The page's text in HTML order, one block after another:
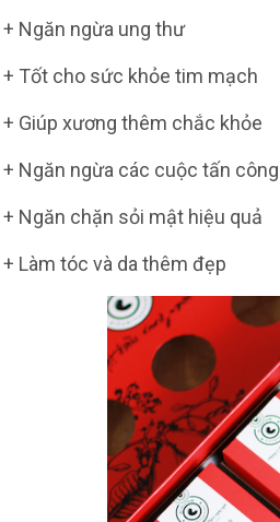
+ Ngăn ngừa ung thư
+ Tốt cho sức khỏe tim mạch
+ Giúp xương thêm chắc khỏe
+ Ngăn ngừa các cuộc tấn
+ Ngăn chặn sỏi mật hiệu quả
+ Làm tóc và da thêm đẹp